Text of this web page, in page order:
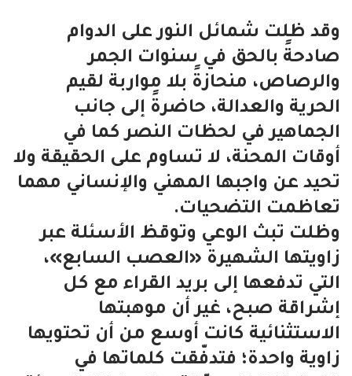
وقد ظلت شمائل النور على الدوام
صادحةً بالحق في سنوات الجمر
والرصاص، منحازةً بلا مواربة لقيم
الحرية والعدالة، حاضرةً إلى جانب
الجماهير في لحظات النصر كما في
أوقات المحنة، لا تساوم على الحقيقة ولا
تحيد عن واجبها المهني والإنساني مهما
تعاظمت التضحيات.
وظلت تبث الوعي وتوقظ الأسئلة عبر
زاويتها الشهيرة «العصب السابع»،
التي تدفعها إلى بريد القراء مع كل
إشراقة صبح، غير أن موهبتها
الاستثنائية كانت أوسع من أن تحتويها
زاوية واحدة؛ فتدفّقت كلماتها في